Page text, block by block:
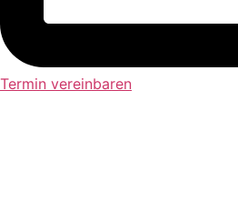
Termin vereinbaren